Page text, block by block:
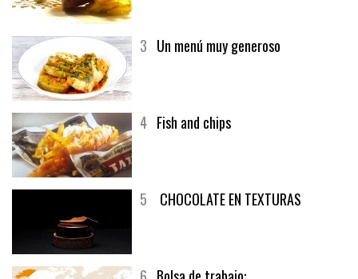
3 Un menú muy generoso
4 Fish and chips
5 CHOCOLATE EN TEXTURAS